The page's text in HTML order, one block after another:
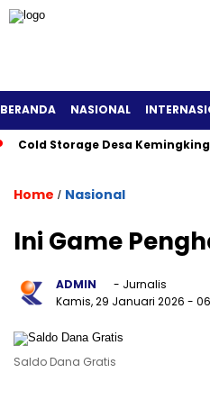
BERANDA NASIONAL
Cold Storage Desa
Home / Nasional
Ini Game
ADMIN
- Jurnalis
Kamis, 29 Januari 2026 -
Saldo Dana Gratis